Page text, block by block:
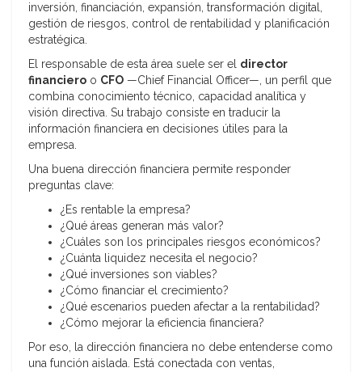
inversión, financiación, expansión, transformación digital,
gestión de riesgos, control de rentabilidad y planificación
estratégica.
El responsable de esta área suele ser el director
financiero o CFO —Chief Financial Officer—, un perfil que
combina conocimiento técnico, capacidad analítica y
visión directiva. Su trabajo consiste en traducir la
información financiera en decisiones útiles para la
empresa.
Una buena dirección financiera permite responder
preguntas clave:
¿Es rentable la empresa?
¿Qué áreas generan más valor?
¿Cuáles son los principales riesgos económicos?
¿Cuánta liquidez necesita el negocio?
¿Qué inversiones son viables?
¿Cómo financiar el crecimiento?
¿Qué escenarios pueden afectar a la rentabilidad?
¿Cómo mejorar la eficiencia financiera?
Por eso, la dirección financiera no debe entenderse como
una función aislada. Está conectada con ventas,